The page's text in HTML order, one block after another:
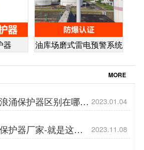
器 油库场磨式雷电预警系统
MORE
涌保护器区别在哪
】…
2023.01.04
护器厂家-就是这家-
2023.11.08